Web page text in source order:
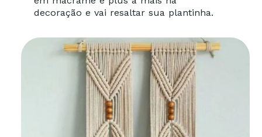
decoração e vai resaltar sua plantinha.